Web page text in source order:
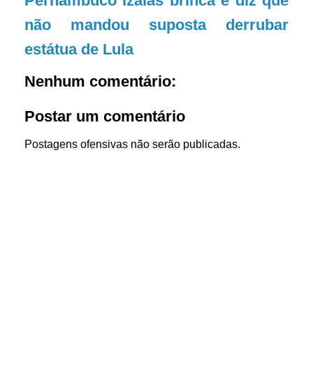
não mandou suposta derrubar
estátua de Lula
Nenhum comentário:
Postar um comentário
Postagens ofensivas não serão publicadas.